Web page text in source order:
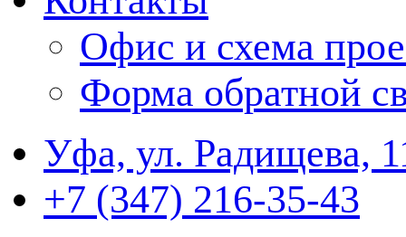
Офис и схема
Форма обратной
Уфа, ул. Радищева,
+7 (347) 216-35-43